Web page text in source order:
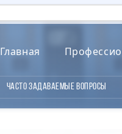
Главная
Часто задаваемые вопросы